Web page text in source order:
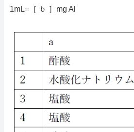
1mL=［ ｂ ］mg Al